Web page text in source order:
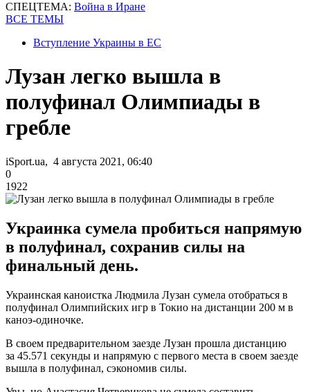
СПЕЦТЕМА: Война в Иране
ВСЕ ТЕМЫ
Вступление Украины в ЕС
Лузан легко вышла в
полуфинал Олимпиады в
гребле
iSport.ua, 4 августа 2021, 06:40
0
1922
Украинка сумела пробиться напрямую
в полуфинал, сохранив силы на
финальный день.
Украинская каноистка Людмила Лузан сумела отобраться в
полуфинал Олимпийских игр в Токио на дистанции 200 м в
каноэ-одиночке.
В своем предварительном заезде Лузан прошла дистанцию
за 45.571 секунды и напрямую с первого места в своем заезде
вышла в полуфинал, сэкономив силы.